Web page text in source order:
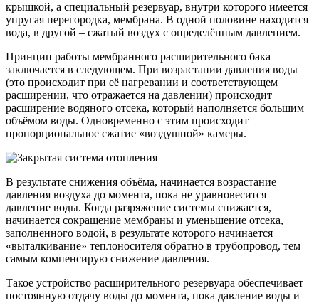
крышкой, а специальный резервуар, внутри которого имеется
упругая перегородка, мембрана. В одной половине находится
вода, в другой – сжатый воздух с определённым давлением.
Принцип работы мембранного расширительного бака
заключается в следующем. При возрастании давления воды
(это происходит при её нагревании и соответствующем
расширении, что отражается на давлении) происходит
расширение водяного отсека, который наполняется большим
объёмом воды. Одновременно с этим происходит
пропорциональное сжатие «воздушной» камеры.
В результате снижения объёма, начинается возрастание
давления воздуха до момента, пока не уравновесится
давление воды. Когда разряжение системы снижается,
начинается сокращение мембраны и уменьшение отсека,
заполненного водой, в результате которого начинается
«выталкивание» теплоносителя обратно в трубопровод, тем
самым компенсирую снижение давления.
Такое устройство расширительного резервуара обеспечивает
постоянную отдачу воды до момента, пока давление воды и